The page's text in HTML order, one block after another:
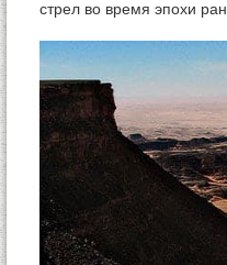
стрел во время эпохи